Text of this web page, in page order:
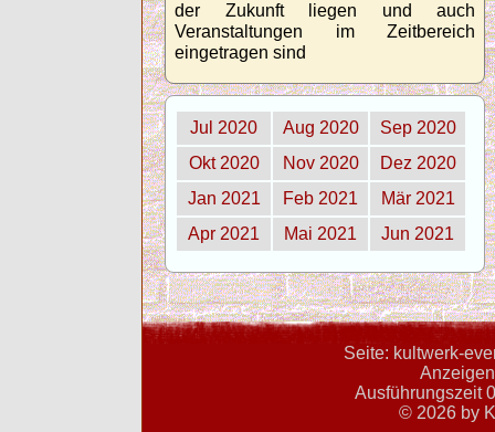
der Zukunft liegen und auch
Veranstaltungen im Zeitbereich
eingetragen sind
Jul 2020 Aug 2020
Sep 2020
Okt 2020
Nov 2020
Dez 2020
Jan 2021
Feb 2021
Mär 2021
Apr 2021
Mai 2021 Jun 2021
Seite: kultwerk-
Ausführungszeit
© 2026 by